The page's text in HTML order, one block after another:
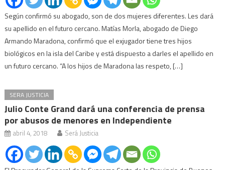
Según confirmó su abogado, son de dos mujeres diferentes. Les dará
su apellido en el futuro cercano. Matías Morla, abogado de Diego
Armando Maradona, confirmó que el exjugador tiene tres hijos
biológicos en la isla del Caribe y está dispuesto a darles el apellido en
un futuro cercano. “A los hijos de Maradona las respeto, […]
SERA JUSTICIA
Julio Conte Grand dará una conferencia de prensa
por abusos de menores en Independiente
abril 4, 2018 Será Justicia